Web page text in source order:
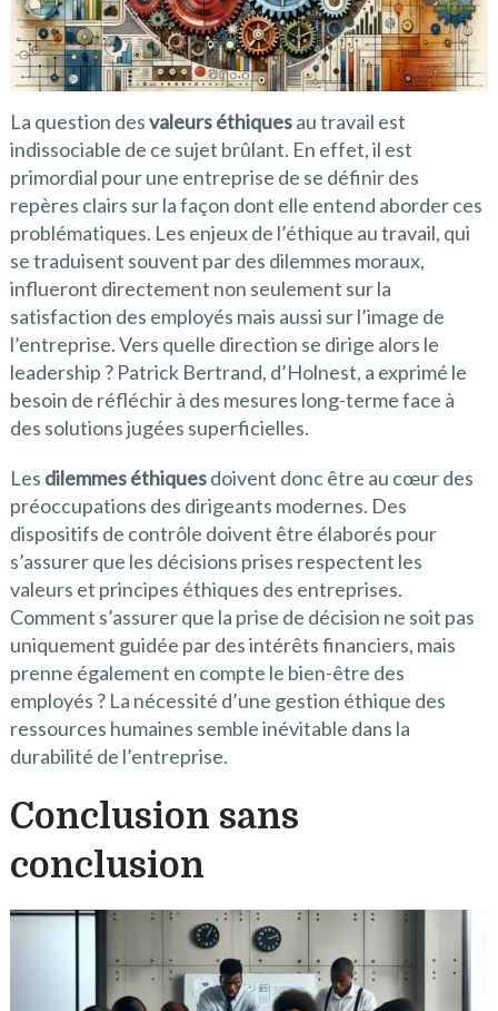
La question desvaleurs éthiquesau travail est
indissociable de ce sujet brûlant. En effet, il est
primordial pour une entreprise de se définir des
repères clairs sur la façon dont elle entend aborder ces
problématiques. Les enjeux de l’éthique au travail, qui
se traduisent souvent par des dilemmes moraux,
influeront directement non seulement sur la
satisfaction des employés mais aussi sur l’image de
l’entreprise. Vers quelle direction se dirige alors le
leadership ? Patrick Bertrand, d’Holnest, a exprimé le
besoin de réfléchir à des mesures long-terme face à
des solutions jugées superficielles.
Les dilemmes éthiquesdoivent donc être au cœur des
préoccupations des dirigeants modernes. Des
dispositifs de contrôle doivent être élaborés pour
s’assurer que les décisions prises respectent les
valeurs et principes éthiques des entreprises.
Comment s’assurer que la prise de décision ne soit pas
uniquement guidée par des intérêts financiers, mais
prenne également en compte le bien-être des
employés ? La nécessité d’une gestion éthique des
ressources humaines semble inévitable dans la
durabilité de l’entreprise.
Conclusion sans
conclusion